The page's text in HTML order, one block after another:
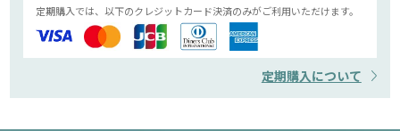
定期購入では、以下のクレジットカード決済のみがご利用いただけます。
定期購入について